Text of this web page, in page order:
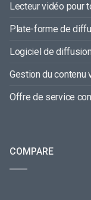
Lecteur vidéo pour
Plate-forme de
Logiciel de
Gestion du contenu
Offre de service
COMPARE